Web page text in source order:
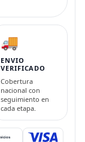
🚚
ENVIO
VERIFICADO
Cobertura
nacional con
seguimiento en
cada etapa.